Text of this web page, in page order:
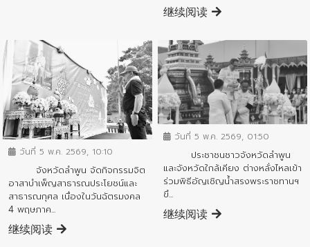
继续阅读
ข่าวกิจกรรมสำคัญจังหวัด
วันที่ 5 พ.ค. 2569, 10:10
จังหวัดลำพูน จัดกิจกรรมจิต
อาสาบำเพ็ญสาธารณประโยชน์และ
สาธารณกุศล เนื่องในวันฉัตรมงคล
4 พฤษภาค...
继续阅读
ข่าวกิจกรรมสำคัญจังหวัด
วันที่ 5 พ.ค. 2569, 01:50
ประชาชนชาวจังหวัดลำพูน
และจังหวัดใกล้เคียง ต่างหลั่งไหลเข้า
ร่วมพิธีอัญเชิญน้ำสรงพระราชทานฯ
ขึ...
继续阅读